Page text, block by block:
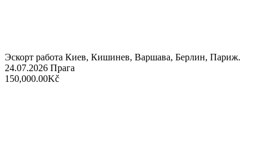
Эскорт работа Киев, Кишинев, Варшава, Берлин, Париж.
24.07.2026 Прага
150,000.00Kč